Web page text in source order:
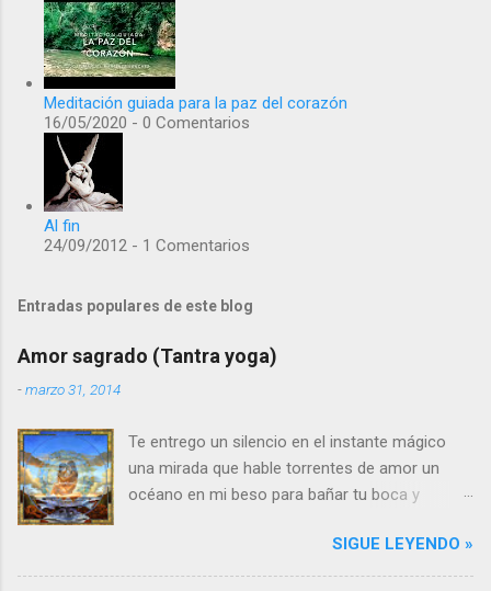
Meditación guiada para la paz del corazón
16/05/2020 - 0 Comentarios
Al fin
24/09/2012 - 1 Comentarios
Entradas populares de este blog
Amor sagrado (Tantra yoga)
-marzo 31, 2014
Te entrego un silencio en el instante mágico
una mirada que hable torrentes de amor un
océano en mi beso para bañar tu boca y
sereno que acaricie el tuyo y te ame con
latidos infinitos En la caricia y en el aroma el
SIGUE LEYENDO »